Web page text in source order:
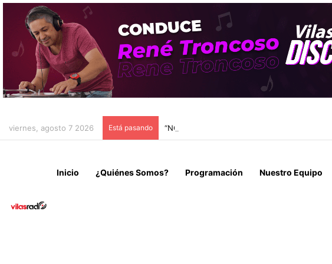
viernes, agosto 7 2026 Está pasando “NO VENIMOS A CELEBRAR LA MUERTE,
Inicio ¿Quiénes Somos? Programación Nuestro Equipo